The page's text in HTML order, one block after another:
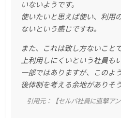
いないようです。
使いたいと思えば使い、利用
ないという感じですね。
また、これは致し方ないこと
上利用しにくいという社員も
一部ではありますが、このよ
後体制を考える余地がありそう
引用元：
【セルバ社員に直撃ア